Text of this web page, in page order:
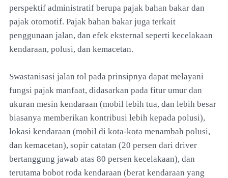
perspektif administratif berupa pajak bahan bakar dan
pajak otomotif. Pajak bahan bakar juga terkait
penggunaan jalan, dan efek eksternal seperti kecelakaan
kendaraan, polusi, dan kemacetan.
Swastanisasi jalan tol pada prinsipnya dapat melayani
fungsi pajak manfaat, didasarkan pada fitur umur dan
ukuran mesin kendaraan (mobil lebih tua, dan lebih besar
biasanya memberikan kontribusi lebih kepada polusi),
lokasi kendaraan (mobil di kota-kota menambah polusi,
dan kemacetan), sopir catatan (20 persen dari driver
bertanggung jawab atas 80 persen kecelakaan), dan
terutama bobot roda kendaraan (berat kendaraan yang